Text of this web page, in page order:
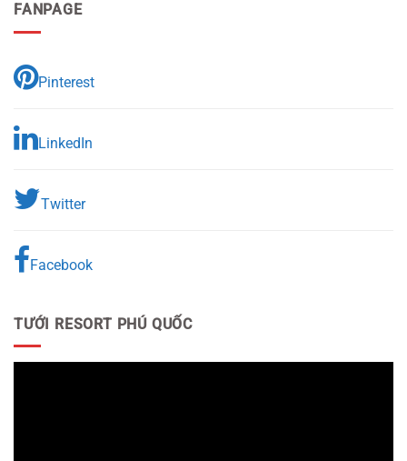
FANPAGE
Pinterest
LinkedIn
Twitter
Facebook
TƯỚI RESORT PHÚ QUỐC